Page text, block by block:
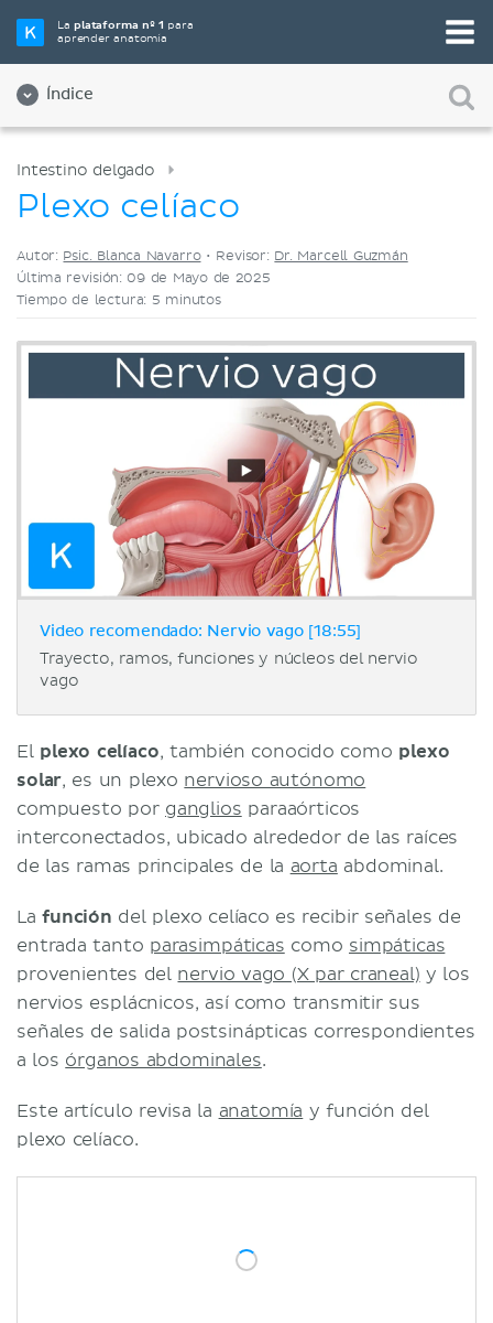
Laplataforma nº 1 para
aprender anatomía
Índice
Elige tu herramienta de estudio favorita
Videos
Intestino delgado
Plexo celíaco
Autor: Psic. Blanca Navarro• Revisor: Dr. Marcell Guzmán
Última revisión: 09 de Mayo de 2025
Tiempo de lectura: 5 minutos
Video recomendado: Nervio vago [18:55]
Trayecto, ramos, funciones y núcleos del nervio
vago
El plexo celíaco, también conocido como plexo
solar, es un plexo nervioso autónomo
compuesto por ganglios paraaórticos
interconectados, ubicado alrededor de las raíces
de las ramas principales de la aorta abdominal.
Lafunción del plexo celíaco es recibir señales de
entrada tanto parasimpáticas como simpáticas
provenientes del nervio vago (X par craneal) y los
nervios esplácnicos, así como transmitir sus
señales de salida postsinápticas correspondientes
a los órganos abdominales.
Este artículo revisa la anatomía y función del
plexo celíaco.